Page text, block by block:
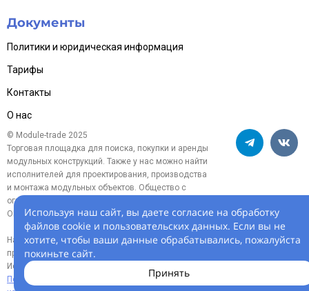
Используя наш сайт, вы даете согласие на обработку
файлов cookie и пользовательских данных. Если вы не
хотите, чтобы ваши данные обрабатывались, пожалуйста
покиньте сайт.
Принять
Документы
Политики и юридическая информация
Тарифы
Контакты
О нас
© Module-trade 2025
Торговая площадка для поиска, покупки и аренды
модульных конструкций. Также у нас можно найти
исполнителей для проектирования, производства
и монтажа модульных объектов. Общество с
ограниченной ответственностью «Модуль-трейд»,
ОГРН 1254700005119
На информационном ресурсе
применяются рекомендательные технологии.
Использование сайта означает согласие с
Пользовательским соглашением
Политикой